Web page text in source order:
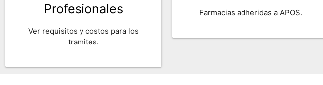
Profesionales
Ver requisitos y costos para los
tramites.
Farmacias adheridas a APOS.